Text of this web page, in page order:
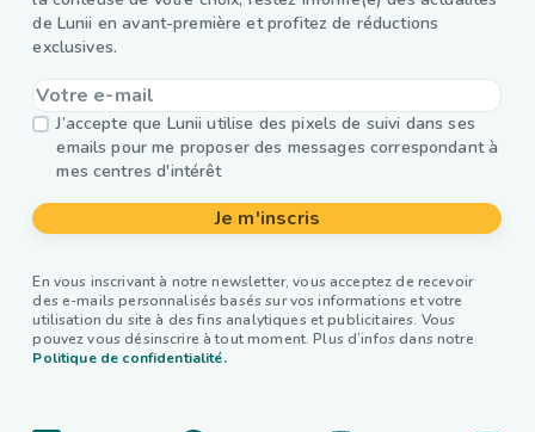
de Lunii en avant-première et profitez de réductions
exclusives.
J’accepte que Lunii utilise des pixels de suivi dans ses
emails pour me proposer des messages correspondant à
mes centres d'intérêt
Je m'inscris
En vous inscrivant à notre newsletter, vous acceptez de recevoir
des e-mails personnalisés basés sur vos informations et votre
utilisation du site à des fins analytiques et publicitaires. Vous
pouvez vous désinscrire à tout moment. Plus d’infos dans notre
Politique de confidentialité.